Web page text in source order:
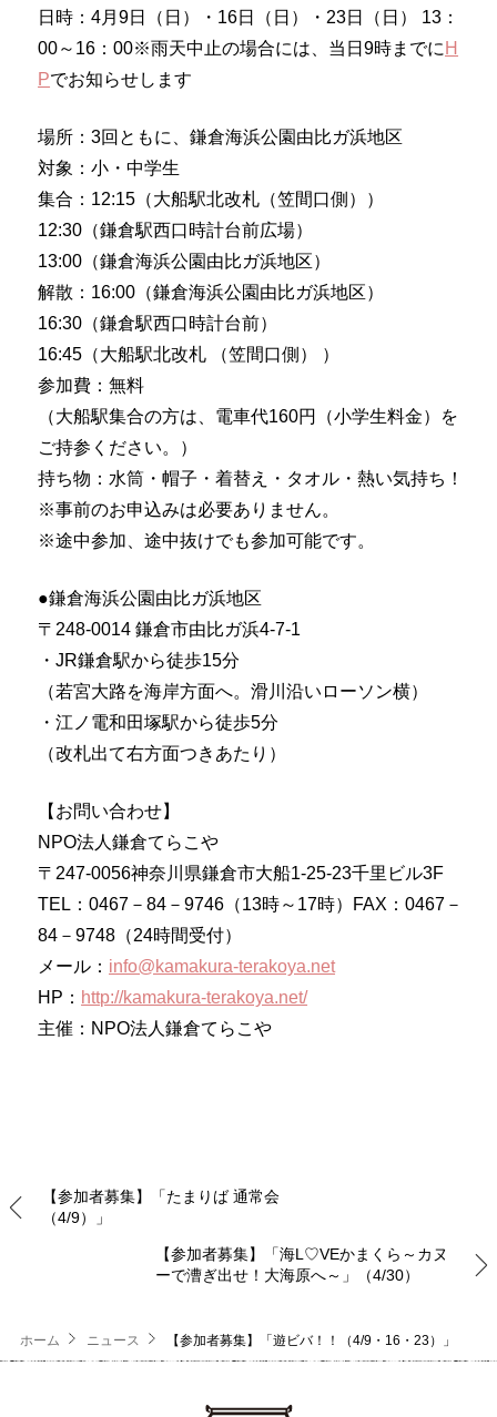
日時：4月9日（日）・16日（日）・23日（日） 13：
00～16：00※雨天中止の場合には、当日9時までに H
Pでお知らせします
場所：3回ともに、鎌倉海浜公園由比ガ浜地区
対象：小・中学生
集合：12:15（大船駅北改札（笠間口側））
12:30（鎌倉駅西口時計台前広場）
13:00（鎌倉海浜公園由比ガ浜地区）
解散：16:00（鎌倉海浜公園由比ガ浜地区）
16:30（鎌倉駅西口時計台前）
16:45（大船駅北改札 （笠間口側） ）
参加費：無料
（大船駅集合の方は、電車代160円（小学生料金）を
ご持参ください。）
持ち物：水筒・帽子・着替え・タオル・熱い気持ち！
※事前のお申込みは必要ありません。
※途中参加、途中抜けでも参加可能です。
●鎌倉海浜公園由比ガ浜地区
〒248-0014 鎌倉市由比ガ浜4-7-1
・JR鎌倉駅から徒歩15分
（若宮大路を海岸方面へ。滑川沿いローソン横）
・江ノ電和田塚駅から徒歩5分
（改札出て右方面つきあたり）
【お問い合わせ】
NPO法人鎌倉てらこや
〒247-0056神奈川県鎌倉市大船1-25-23千里ビル3F
TEL：0467－84－9746（13時～17時）FAX：0467－
84－9748（24時間受付）
メール： info@kamakura-terakoya.net
HP： http://kamakura-terakoya.net/
主催：NPO法人鎌倉てらこや
【参加者募集】「たまりば 通常会
（4/9）」
【参加者募集】「海L♡VEかまくら～カヌ
ーで漕ぎ出せ！大海原へ～」（4/30）
ホーム ニュース 【参加者募集】「遊ビバ！！（4/9・16・23）」